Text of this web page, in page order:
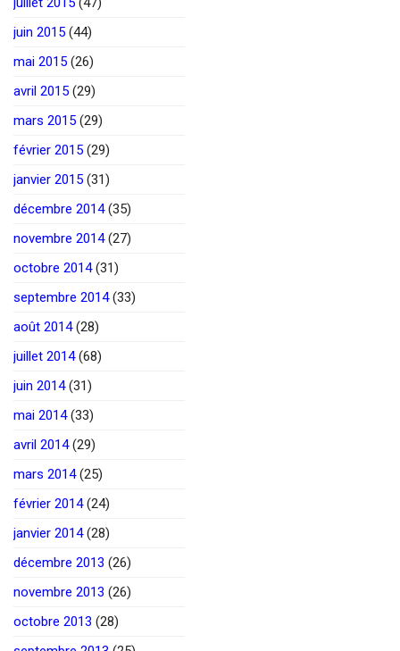
juin 2015 (44)
mai 2015 (26)
avril 2015 (29)
mars 2015 (29)
février 2015 (29)
janvier 2015 (31)
décembre 2014(35)
novembre 2014(27)
octobre 2014(31)
septembre 2014(33)
août 2014(28)
juillet 2014(68)
juin 2014(31)
mai 2014(33)
avril 2014(29)
mars 2014(25)
février 2014(24)
janvier 2014(28)
décembre 2013 (26)
novembre 2013 (26)
octobre 2013 (28)